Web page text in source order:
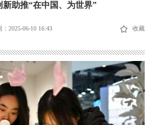
助推“在中国、为世界”
2025-06-10 16:43 收藏